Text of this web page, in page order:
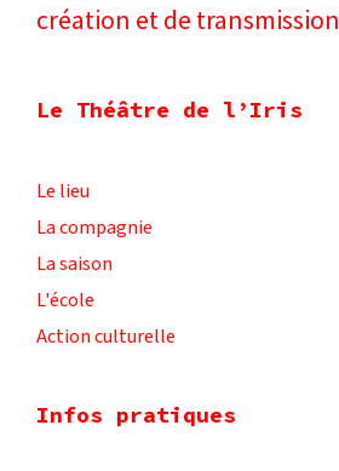
création et de transmission
Le Théâtre de l’Iris
Le lieu
La compagnie
La saison
L'école
Action culturelle
Infos pratiques